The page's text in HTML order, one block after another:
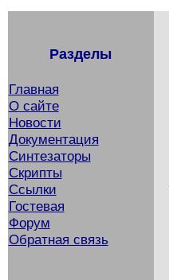
Разделы
Главная
О сайте
Новости
Документация
Синтезаторы
Скрипты
Ссылки
Гостевая
Форум
Обратная связь